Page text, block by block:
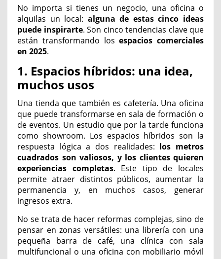
No importa si tienes un negocio, una oficina o
alquilas un local: alguna de estas cinco ideas
puede inspirarte. Son cinco tendencias clave que
están transformando losespacios comerciales
en 2025.
1. Espacios híbridos: una idea,
muchos usos
Una tienda que también es cafetería. Una oficina
que puede transformarse en sala de formación o
de eventos. Un estudio que por la tarde funciona
como showroom. Los espacios híbridos son la
respuesta lógica a dos realidades: los metros
cuadrados son valiosos, y los clientes quieren
experiencias completas. Este tipo de locales
permite atraer distintos públicos, aumentar la
permanencia y, en muchos casos, generar
ingresos extra.
No se trata de hacer reformas complejas, sino de
pensar en zonas versátiles: una librería con una
pequeña barra de café, una clínica con sala
multifuncional o una oficina con mobiliario móvil